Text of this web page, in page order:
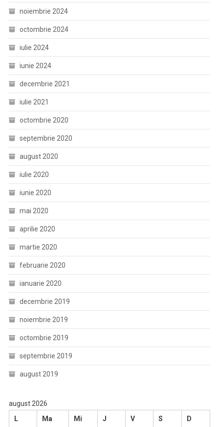
noiembrie 2024
octombrie 2024
iulie 2024
iunie 2024
decembrie 2021
iulie 2021
octombrie 2020
septembrie 2020
august 2020
iulie 2020
iunie 2020
mai 2020
aprilie 2020
martie 2020
februarie 2020
ianuarie 2020
decembrie 2019
noiembrie 2019
octombrie 2019
septembrie 2019
august 2019
august 2026
L
Ma Mi J V S D